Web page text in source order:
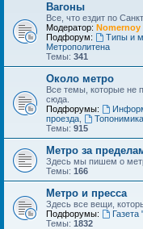
Вагоны
Все, что ездит по
Модератор: Nomernoy
Подфорум:
Типы и
Метрополитена
Темы: 341
Около метро
Все темы, которые не
сюда.
Подфорумы:
проезда
Темы: 915
Метро за
Здесь мы пишем о
Темы: 166
Метро и пресса
Здесь все вещи,
Подфорумы:
Темы: 1832